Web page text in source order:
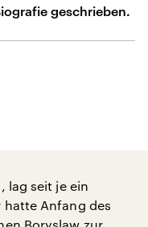
geschrieben.
lag seit je ein
hatte Anfang des